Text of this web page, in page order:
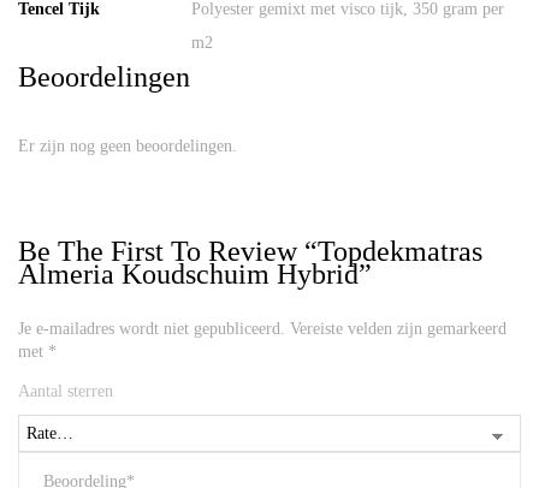
Tencel Tijk
Polyester gemixt met visco tijk, 350 gram per
m2
Beoordelingen
Er zijn nog geen beoordelingen.
Be The First To Review “Topdekmatras
Almeria Koudschuim Hybrid”
Je e-mailadres wordt niet gepubliceerd. Vereiste velden zijn gemarkeerd
met *
Aantal sterren